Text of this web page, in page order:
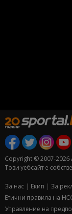
Copyright © 2007-2026
Този уебсайт е
За нас Екип За
Етични правила на
Управление на